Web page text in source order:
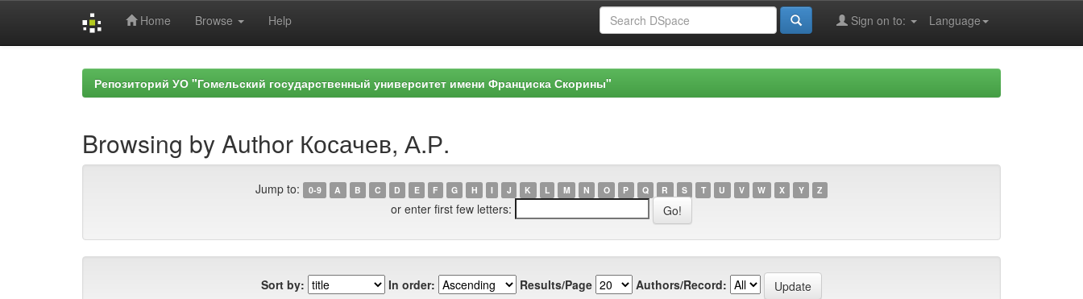
Home Browse Help Language
Sign on to:
Репозиторий УО "Гомельский государственный университет имени Франциска Скорины"
Browsing by Author Косачев, А.Р.
Jump to: 0-9 A B C D E F G H I J K L M N O P Q R S T U V W X Y Z
or enter first few letters:
Sort by: In order: Results/Page Authors/Record: